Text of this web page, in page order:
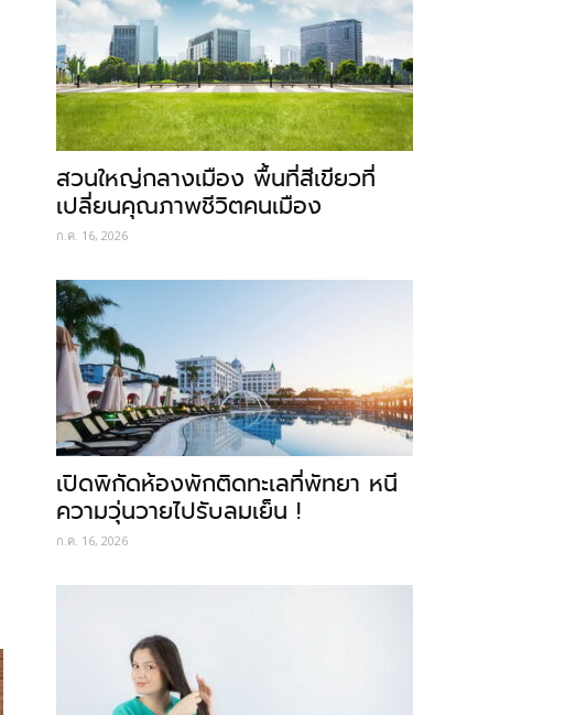
สวนใหญ่กลางเมือง พื้นที่สีเขียวที่
เปลี่ยนคุณภาพชีวิตคนเมือง
ก.ค. 16, 2026
เปิดพิกัดห้องพักติดทะเลที่พัทยา หนี
ความวุ่นวายไปรับลมเย็น !
ก.ค. 16, 2026